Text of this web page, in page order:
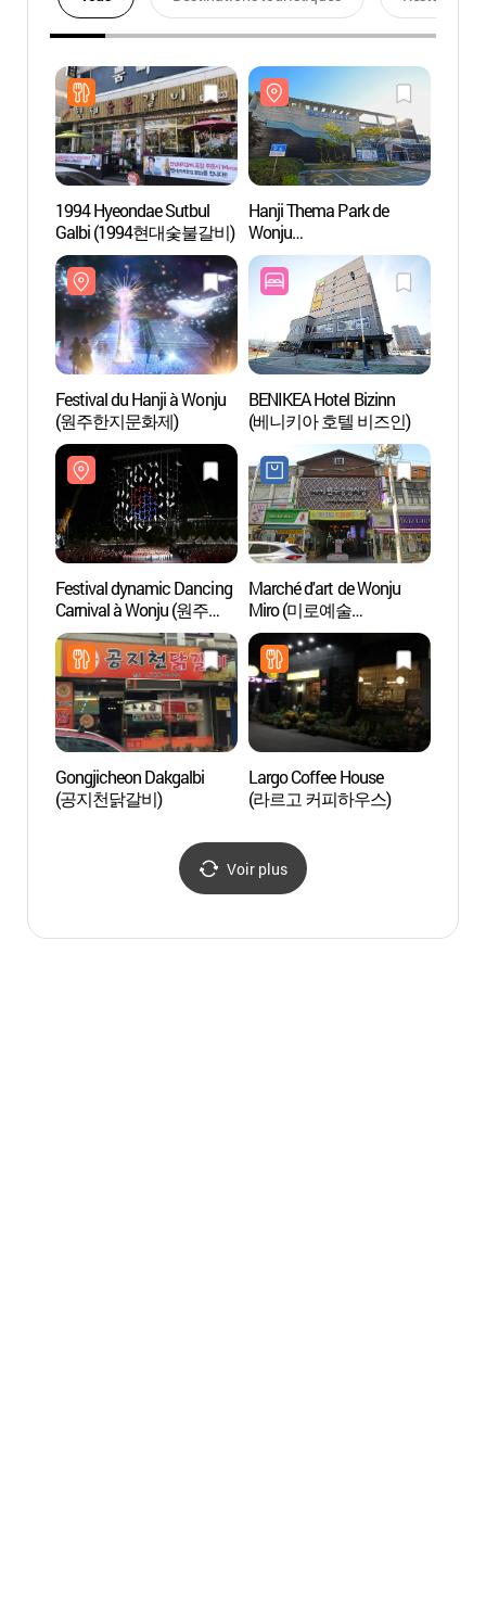
1994 Hyeondae Sutbul
Galbi (1994현대숯불갈비)
Hanji Thema Park de
Wonju
(원주한지테마파크)
Festival du Hanji à Wonju
(원주한지문화제)
BENIKEA Hotel Bizinn
(베니키아 호텔 비즈인)
Festival dynamic Dancing
Carnival à Wonju (원주
다이내믹댄싱카니발)
Marché d'art de Wonju
Miro (미로예술
원주중앙시장)
Gongjicheon Dakgalbi
(공지천닭갈비)
Largo Coffee House
(라르고 커피하우스)
Voir plus